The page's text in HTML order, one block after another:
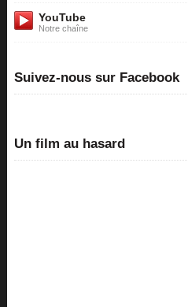
YouTube
Notre chaîne
Suivez-nous sur Facebook
Un film au hasard